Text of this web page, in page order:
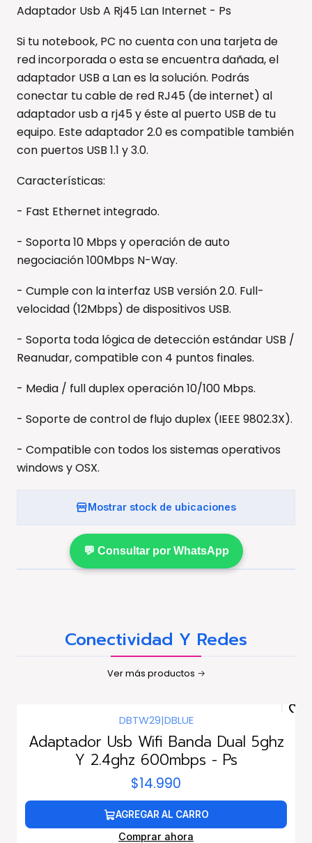
Adaptador Usb A Rj45 Lan Internet - Ps
Si tu notebook, PC no cuenta con una tarjeta de
red incorporada o esta se encuentra dañada, el
adaptador USB a Lan es la solución. Podrás
conectar tu cable de red RJ45 (de internet) al
adaptador usb a rj45 y éste al puerto USB de tu
equipo. Este adaptador 2.0 es compatible también
con puertos USB 1.1 y 3.0.
Características:
- Fast Ethernet integrado.
- Soporta 10 Mbps y operación de auto
negociación 100Mbps N-Way.
- Cumple con la interfaz USB versión 2.0. Full-
velocidad (12Mbps) de dispositivos USB.
- Soporta toda lógica de detección estándar USB /
Reanudar, compatible con 4 puntos finales.
- Media / full duplex operación 10/100 Mbps.
- Soporte de control de flujo duplex (IEEE 9802.3X).
- Compatible con todos los sistemas operativos
windows y OSX.
Mostrar stock de ubicaciones
💬 Consultar por WhatsApp
Conectividad Y Redes
Ver más productos
DBTW29|DBLUE
Adaptador Usb Wifi Banda Dual 5ghz
Y 2.4ghz 600mbps - Ps
$14.990
AGREGAR AL CARRO
Comprar ahora